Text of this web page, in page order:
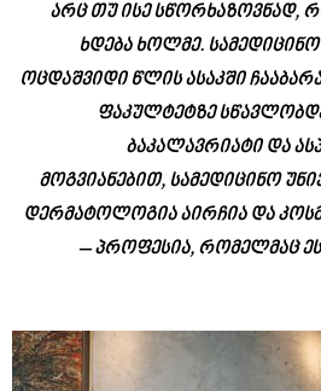
არც თუ ისე სწორხაზოვნად,
ხდება ხოლმე.
ოცდაშვიდი წლის ასაკში
ფაკულტეტზე
ბაკალავრიატი და
მოგვიანებით, სამედიცინო
დერმატოლოგია აირჩია და
– პროფესია, რომელმაც